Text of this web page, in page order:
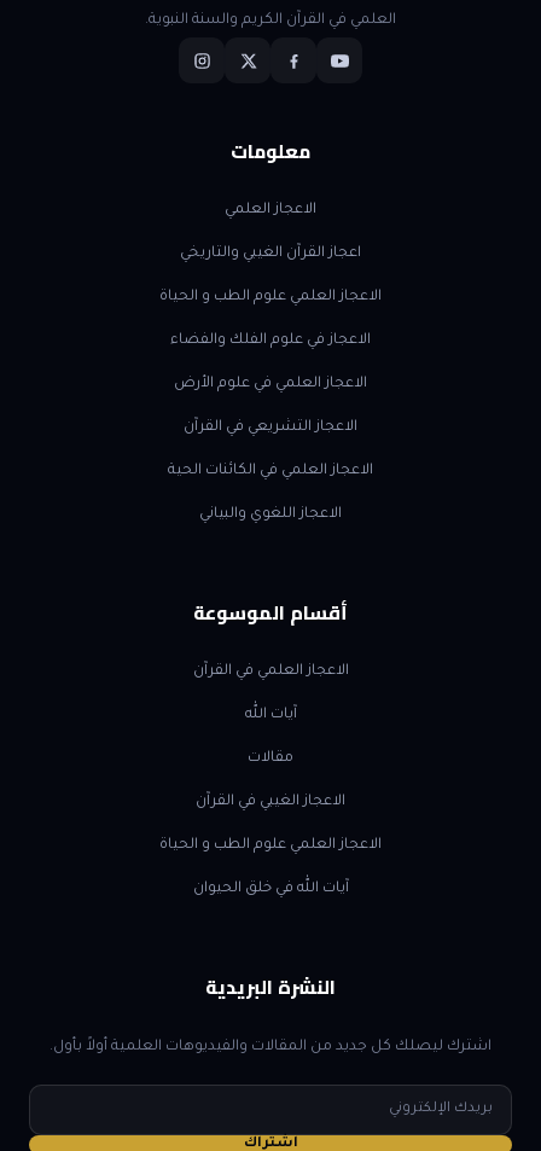
العلمي في القرآن الكريم والسنة النبوية.
معلومات
الاعجاز العلمي
اعجاز القرآن الغيبي والتاريخي
الاعجاز العلمي علوم الطب و الحياة
الاعجاز في علوم الفلك والفضاء
الاعجاز العلمي في علوم الأرض
الاعجاز التشريعي في القرآن
الاعجاز العلمي في الكائنات الحية
الاعجاز اللغوي والبياني
أقسام الموسوعة
الاعجاز العلمي في القرآن
آيات الله
مقالات
الاعجاز الغيبي في القرآن
الاعجاز العلمي علوم الطب و الحياة
آيات الله في خلق الحيوان
النشرة البريدية
اشترك ليصلك كل جديد من المقالات والفيديوهات العلمية أولاً بأول.
البريد
الإلكتروني
اشتراك